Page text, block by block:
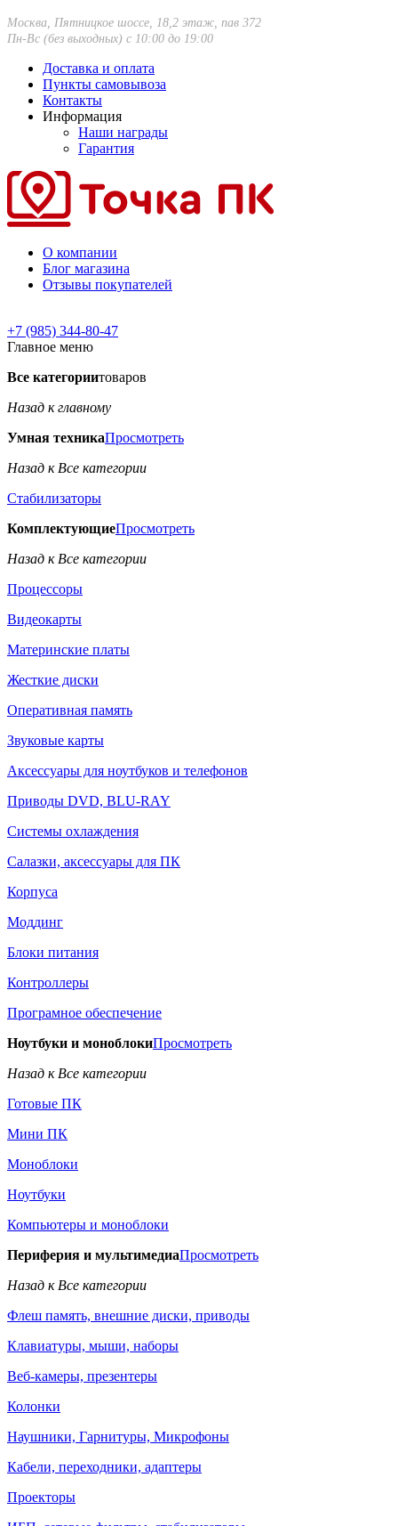
Москва, Пятницкое шоссе, 18,2 этаж, пав 372
Пн-Вс (без выходных) с 10:00 до 19:00
Доставка и оплата
Пункты самовывоза
Контакты
Информация
Наши награды
Гарантия
О компании
Блог магазина
Отзывы покупателей
+7 (985) 344-80-47
Главное меню
Все категориитоваров
Назад к главному
Умная техникаПросмотреть
Назад к Все категории
Стабилизаторы
КомплектующиеПросмотреть
Назад к Все категории
Процессоры
Видеокарты
Материнские платы
Жесткие диски
Оперативная память
Звуковые карты
Аксессуары для ноутбуков и телефонов
Приводы DVD, BLU-RAY
Системы охлаждения
Салазки, аксессуары для ПК
Корпуса
Моддинг
Блоки питания
Контроллеры
Програмное обеспечение
Ноутбуки и моноблокиПросмотреть
Назад к Все категории
Готовые ПК
Мини ПК
Моноблоки
Ноутбуки
Компьютеры и моноблоки
Периферия и мультимедиаПросмотреть
Назад к Все категории
Флеш память, внешние диски, приводы
Клавиатуры, мыши, наборы
Веб-камеры, презентеры
Колонки
Наушники, Гарнитуры, Микрофоны
Кабели, переходники, адаптеры
Проекторы